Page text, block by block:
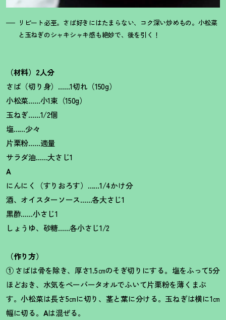
リピート必至。さば好きにはたまらない、コク深い炒めもの。小松菜
と玉ねぎのシャキシャキ感も絶妙で、後を引く ！
（材料）2人分
さば（切り身）……1切れ（150g）
小松菜……小1束（150g）
玉ねぎ……1/2個
塩……少々
片栗粉……適量
サラダ油……大さじ1
A
にんにく（すりおろす）……1/4かけ分
酒、オイスターソース……各大さじ1
黒酢……小さじ1
しょうゆ、砂糖……各小さじ1/2
（作り方）
①さばは骨を除き、厚さ1.5㎝のそぎ切りにする。塩をふって5分
ほどおき、水気をペーパータオルでふいて片栗粉を薄くまぶ
す。小松菜は長さ5㎝に切り、茎と葉に分ける。玉ねぎは横に1㎝
幅に切る。 Aは混ぜる。